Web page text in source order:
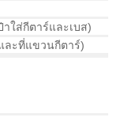
าใส่กีตาร์และเบส)
ละที่แขวนกีตาร์)